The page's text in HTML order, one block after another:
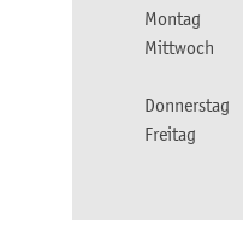
Montag
Mittwoch
Donnerstag
Freitag